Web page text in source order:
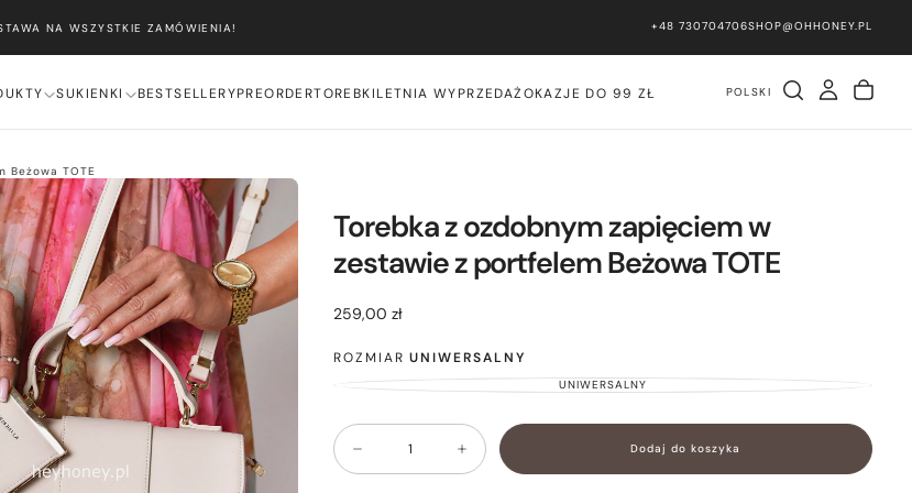
NA WSZYSTKIE ZAMÓWIENIA! +48 730704706SHOP@OHHONEY.PL
SUKIENKI BESTSELLERYPREORDERTOREBKILETNIA WYPRZEDAŻOKAZJE DO 99 ZŁ PLN
POLSKI
TOTE
Torebka z ozdobnym zapięciem w
zestawie z portfelem Beżowa TOTE
259,00
Cena
259,00 zł
ROZMIAR UNIWERSALNY
UNIWERSALNY
WARIANT
NIEDOSTĘPNY
Ilość
Zmniejsz
ilość
Zwiększ
ilość
Dodaj do koszyka